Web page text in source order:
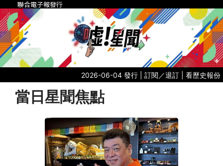
聯合電子報發行
2026-06-04 發行 | 訂閱／退訂 看歷史報份
當日星聞焦點